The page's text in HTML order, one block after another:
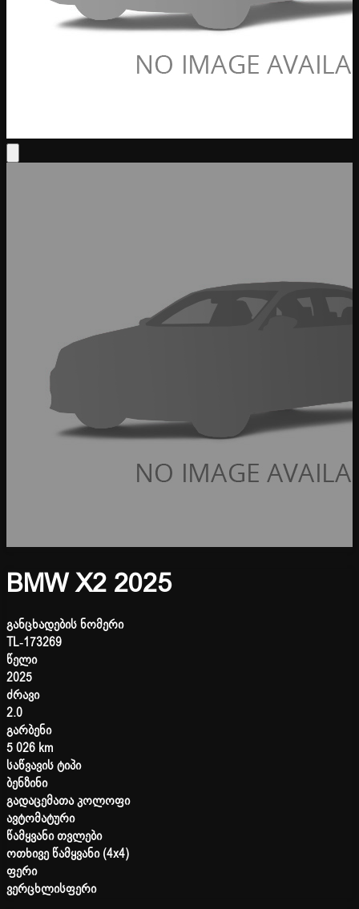
BMW X2 2025
განცხადების ნომერი
TL-173269
წელი
2025
ძრავი
2.0
გარბენი
5 026 km
საწვავის ტიპი
ბენზინი
გადაცემათა კოლოფი
ავტომატური
წამყვანი თვლები
ოთხივე წამყვანი (4x4)
ფერი
ვერცხლისფერი